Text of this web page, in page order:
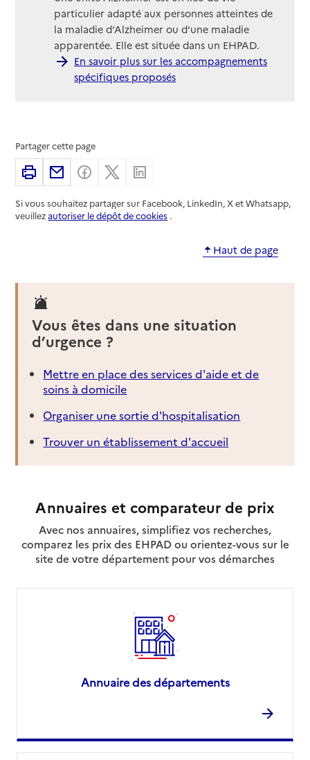
particulier adapté aux personnes atteintes de
la maladie d’Alzheimer ou d’une maladie
apparentée. Elle est située dans un EHPAD.
En savoir plus sur les accompagnements
spécifiques proposés
Partager cette page
ImprimerPartager par email
Partager sur Facebook
Partager sur X
Si vous souhaitez partager sur Facebook, LinkedIn, X et Whatsapp,
veuillezautoriser le dépôt de cookies .
Haut de page
Vous êtes dans une situation
d’urgence ?
Mettre en place des services d'aide et de
soins à domicile
Organiser une sortie d'hospitalisation
Trouver un établissement d'accueil
Annuaires et comparateur de prix
Avec nos annuaires, simplifiez vos recherches,
comparez les prix des EHPAD ou orientez-vous sur le
site de votre département pour vos démarches
Annuaire des départements